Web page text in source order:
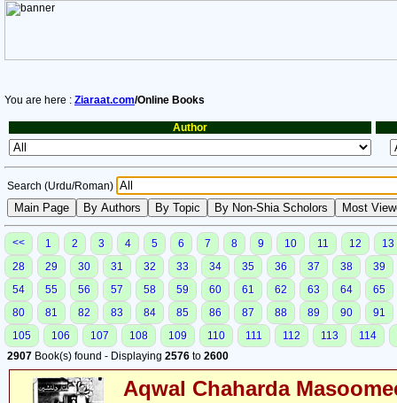
You are here : Ziaraat.com/Online Books
Author
Search (Urdu/Roman)
<< 1 2 3 4 5 6 7 8 9 10 11 12
13
28
29 30 31 32 33 34 35 36 37 38
39
54
55 56 57 58 59 60 61 62 63 64
65
80
81 82 83 84 85 86 87 88 89 90
91
105
106 107 108 109 110 111 112 113
114
2907 Book(s) found - Displaying 2576 to 2600
Aqwal Chaharda